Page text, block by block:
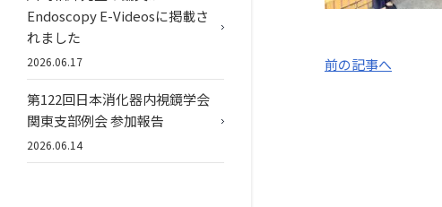
前の記事へ
Endoscopy E-Videosに掲載さ
れました
2026.06.17
第122回日本消化器内視鏡学会
関東支部例会 参加報告
2026.06.14